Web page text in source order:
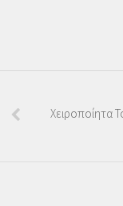
Χειροποίητα